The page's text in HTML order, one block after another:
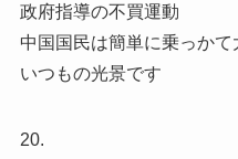
政府指導の不買運動
中国国民は簡単に乗っかて
いつもの光景です
20.